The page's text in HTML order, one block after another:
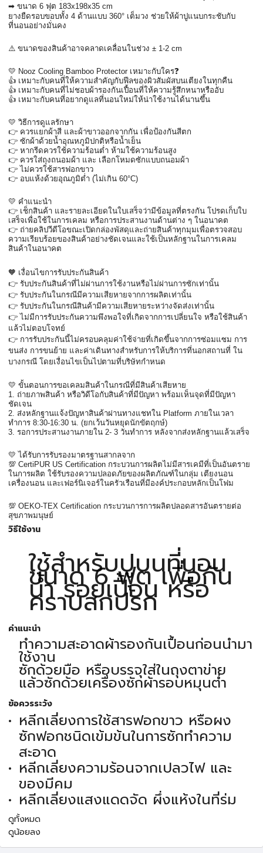
➡ ขนาด 6 ฟุต 183x198x35 cm
ยางยืดรอบขอบทั้ง 4 ด้านแบบ 360° เต็มวง ช่วยให้ผ้าปูแนบกระชับกับ
ที่นอนอย่างมั่นคง
⚠️ ขนาดของสินค้าอาจคลาดเคลื่อนในช่วง ± 1-2 cm
💛 Nooz Cooling Bamboo Protector เหมาะกับใคร❓
👍 เหมาะกับคนที่ให้ความสำคัญกับฟีลของผิวสัมผัสบนเตียงในทุกคืน
👍 เหมาะกับคนที่ไม่ชอบผ้ารองกันเปื้อนที่ให้ความรู้สึกหนาหรืออับ
👍 เหมาะกับคนที่อยากดูแลที่นอนใหม่ให้น่าใช้งานได้นานขึ้น
💛 วิธีการดูแลรักษา
👉 ควรแยกผ้าสี และผ้าขาวออกจากกัน เพื่อป้องกันสีตก
👉 ซักผ้าด้วยน้ำอุณหภูมิปกติหรือน้ำเย็น
👉 หากรีดควรใช้ความร้อนต่ำ ห้ามใช้ความร้อนสูง
👉 ควรใส่ถุงถนอมผ้า และ เลือกโหมดซักแบบถนอมผ้า
👉 ไม่ควรใช้สารฟอกขาว
👉 อบแห้งด้วยอุณภูมิต่ำ (ไม่เกิน 60°C)
💛 คำแนะนำ
👉 เช็กสินค้า และรายละเอียดในใบเสร็จว่ามีข้อมูลที่ตรงกัน โปรดเก็บใบ
เสร็จเพื่อใช้ในการเคลม หรือการประสานงานด้านต่าง ๆ ในอนาคต
👉 ถ่ายคลิปวีดีโอขณะเปิดกล่องพัสดุและถ่ายสินค้าทุกมุมเพื่อตรวจสอบ
ความเรียบร้อยของสินค้าอย่างชัดเจนและใช้เป็นหลักฐานในการเคลม
สินค้าในอนาคต
🧡 เงื่อนไขการรับประกันสินค้า
👉 รับประกันสินค้าที่ไม่ผ่านการใช้งานหรือไม่ผ่านการซักเท่านั้น
👉 รับประกันในกรณีมีความเสียหายจากการผลิตเท่านั้น
👉 รับประกันในกรณีสินค้ามีความเสียหายระหว่างจัดส่งเท่านั้น
👉 ไม่มีการรับประกันความพึงพอใจที่เกิดจากการเปลี่ยนใจ หรือใช้สินค้า
แล้วไม่ตอบโจทย์
👉 การรับประกันนี้ไม่ครอบคลุมค่าใช้จ่ายที่เกิดขึ้นจากการซ่อมแซม การ
ขนส่ง การขนย้าย และค่าเดินทางสำหรับการให้บริการที่นอกสถานที่ ใน
บางกรณี โดยเงื่อนไขเป็นไปตามที่บริษัทกำหนด
💛 ขั้นตอนการขอเคลมสินค้าในกรณีที่มีสินค้าเสียหาย
1. ถ่ายภาพสินค้า หรือวิดีโอกับสินค้าที่มีปัญหา พร้อมเห็นจุดที่มีปัญหา
ชัดเจน
2. ส่งหลักฐานแจ้งปัญหาสินค้าผ่านทางแชทใน Platform ภายในเวลา
ทำการ 8:30-16:30 น. (ยกเว้นวันหยุดนักขัตฤกษ์)
3. รอการประสานงานภายใน 2- 3 วันทำการ หลังจากส่งหลักฐานแล้วเสร็จ
💛 ได้รับการรับรองมาตรฐานสากลจาก
💯 CertiPUR US Certification กระบวนการผลิตไม่มีสารเคมีที่เป็นอันตราย
ในการผลิต ใช้รับรองความปลอดภัยของผลิตภัณฑ์ในกลุ่ม เตียงนอน
เครื่องนอน และเฟอร์นิเจอร์ในครัวเรือนที่มีองค์ประกอบหลักเป็นโฟม
💯 OEKO-TEX Certification กระบวนการการผลิตปลอดสารอันตรายต่อ
สุขภาพมนุษย์
วิธีใช้งาน
ใช้สำหรับปูบนที่นอน
ขนาด 6 ฟุต เพื่อกัน
น้ำ รอยเปื้อน หรือ
คราบสกปรก
คำแนะนำ
ทำความสะอาดผ้ารองกันเปื้อนก่อนนำมา
ใช้งาน
ซักด้วยมือ หรือบรรจุใส่ในถุงตาข่าย
แล้วซักด้วยเครื่องซักผ้ารอบหมุนต่ำ
ข้อควรระวัง
หลีกเลี่ยงการใช้สารฟอกขาว หรือผง
ซักฟอกชนิดเข้มข้นในการซักทำความ
สะอาด
หลีกเลี่ยงความร้อนจากเปลวไฟ และ
ของมีคม
หลีกเลี่ยงแสงแดดจัด ผึ่งแห้งในที่ร่ม
ดูทั้งหมด
ดูน้อยลง